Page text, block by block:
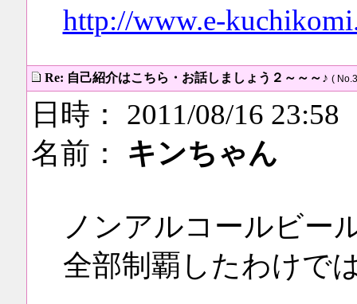
http://www.e-
Re: 自己紹介はこちら・お話しましょう２～～～♪ (
日時： 2011/08/16 23:58
名前： キンちゃん
ノンアルコールビー
全部制覇したわけで